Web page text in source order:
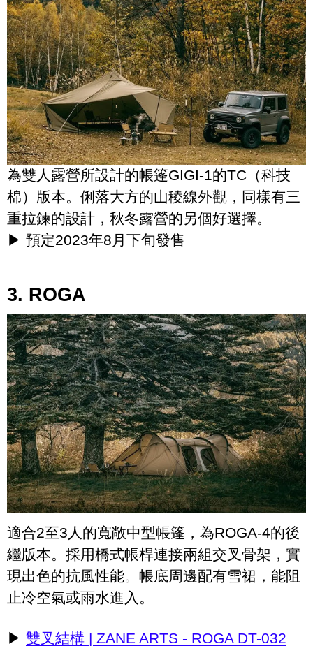
為雙人露營所設計的帳篷GIGI-1的TC（科技
棉）版本。俐落大方的山稜線外觀，同樣有三
重拉鍊的設計，秋冬露營的另個好選擇。
▶ 預定2023年8月下旬發售
3. ROGA
適合2至3人的寬敞中型帳篷，為ROGA-4的後
繼版本。採用橋式帳桿連接兩組交叉骨架，實
現出色的抗風性能。帳底周邊配有雪裙，能阻
止冷空氣或雨水進入。
▶ 雙叉結構 | ZANE ARTS - ROGA DT-032